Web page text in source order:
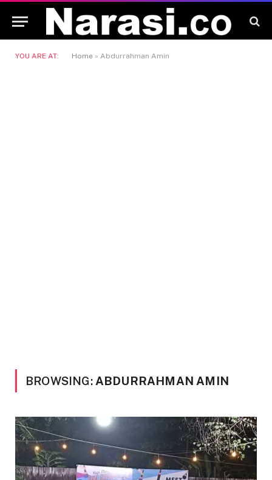
YOU ARE AT: Home » Abdurrahman Amin
BROWSING: ABDURRAHMAN AMIN